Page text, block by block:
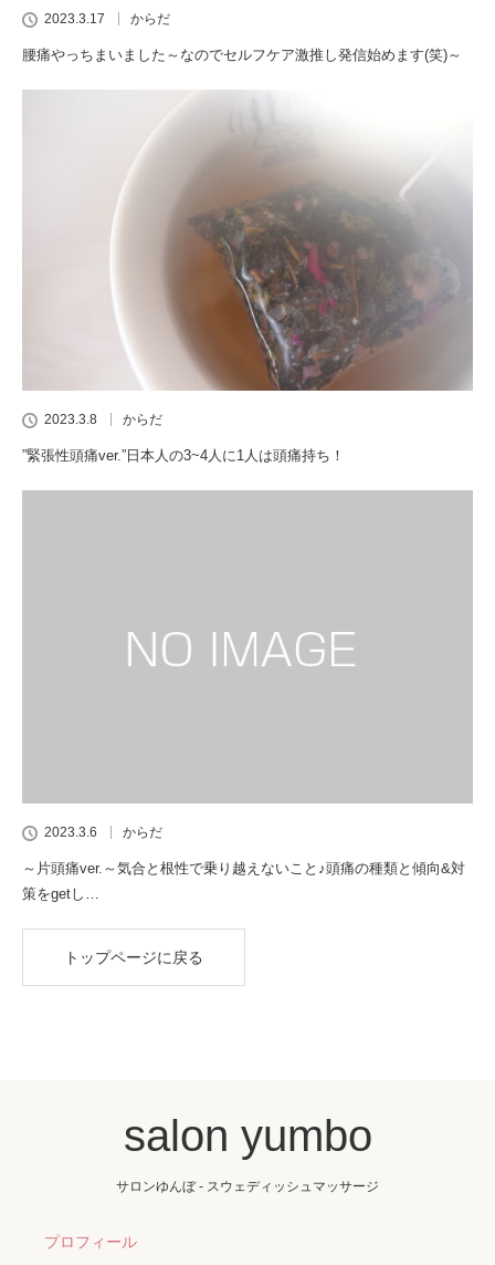
2023.3.17 からだ
腰痛やっちまいました～なのでセルフケア激推し発信始めます(笑)～
2023.3.8 からだ
”緊張性頭痛ver.”日本人の3~4人に1人は頭痛持ち！
2023.3.6 からだ
～片頭痛ver.～気合と根性で乗り越えないこと♪頭痛の種類と傾向&対
策をgetし…
トップページに戻る
salon yumbo
サロンゆんぼ - スウェディッシュマッサージ
プロフィール